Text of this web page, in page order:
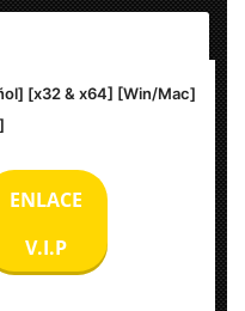
Windows & Mac
[x32 & x64] [Win/Mac]
ENLACE
V.I.P